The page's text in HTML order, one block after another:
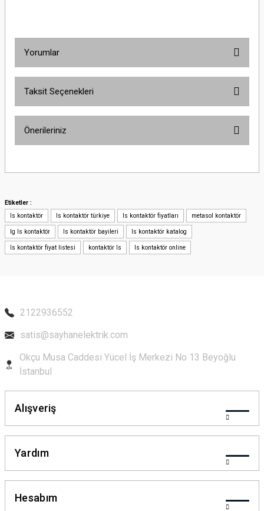
Yorumlar
Taksit Seçenekleri
Önerileriniz
yetersiz gördüğünüz noktaları öneri formunu kullanarak tarafımıza
Ürün resmi kalitesiz, bozuk veya görüntülenemiyor.
Ürün açıklamasında eksik bilgiler bulunuyor.
Ürün bilgilerinde hatalar bulunuyor.
Etiketler :
ls kontaktör
ls kontaktör türkiye ls kontaktör fiyatları metasol kontaktör
lg ls kontaktör ls kontaktör bayileri ls kontaktör katalog
ls kontaktör fiyat listesi kontaktör ls ls kontaktör online
2122936552
satis@sayhanelektrik.com
Okçu Musa Caddesi Yücel İş Merkezi No 13 Beyoğlu
İstanbul
Alışveriş
Yardım
Hesabım